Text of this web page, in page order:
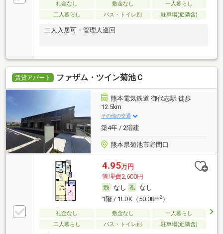
礼金なし 敷金なし
一人暮らし
二人暮らし
バス・トイレ別 駐車場(近隣含)
二人入居可・管理人巡回
賃貸アパート ファザム・ツイン菊池Ｃ
熊本電気鉄道 御代志駅 徒歩
12.5km
その他の交通
築4年 / 2階建
熊本県菊池市野間口
4.95万円
管理費2,600円
なし
なし
1階 / 1LDK（50.08m2）
礼金なし 敷金なし
一人暮らし
二人暮らし
バス・トイレ別 駐車場(近隣含)